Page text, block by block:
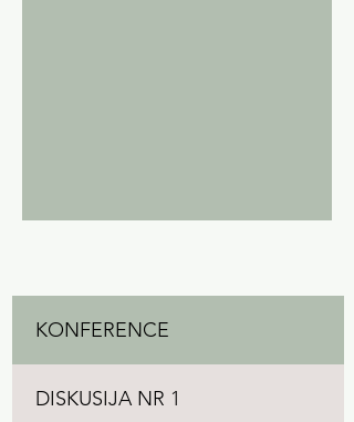
KONFERENCE
DISKUSIJA NR 1